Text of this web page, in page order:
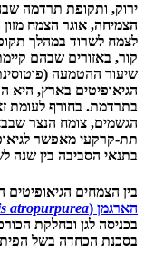
ירוק, ותקופת תרדמה
הצמיחה, אוגר הצמח
לצמח לשרוד במהלך
קור, באזורים שבהם
שיעור ההטמעה
הגיאופיטים בארץ, היא
בתרדמת. בחורף לעומת
הגשמים, צומח הנצר
תת-קרקעי מאפשר
בתנאי הסביבה בין שנה
בין הצמחים
הארגמן (atropurpurea
בכניסה לגן ובחלקת
בסכנת הכחדה בשל